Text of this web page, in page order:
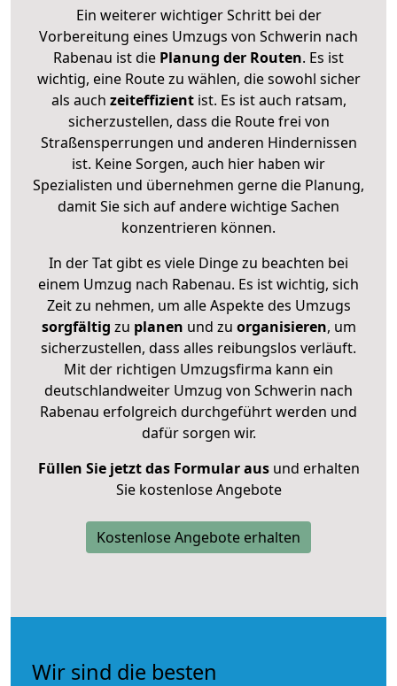
Ein weiterer wichtiger Schritt bei der
Vorbereitung eines Umzugs von Schwerin nach
Rabenau ist die Planung der Routen. Es ist
wichtig, eine Route zu wählen, die sowohl sicher
als auch zeiteffizientist. Es ist auch ratsam,
sicherzustellen, dass die Route frei von
Straßensperrungen und anderen Hindernissen
ist. Keine Sorgen, auch hier haben wir
Spezialisten und übernehmen gerne die Planung,
damit Sie sich auf andere wichtige Sachen
konzentrieren können.
In der Tat gibt es viele Dinge zu beachten bei
einem Umzug nach Rabenau. Es ist wichtig, sich
Zeit zu nehmen, um alle Aspekte des Umzugs
sorgfältig zu planen und zu organisieren, um
sicherzustellen, dass alles reibungslos verläuft.
Mit der richtigen Umzugsfirma kann ein
deutschlandweiter Umzug von Schwerin nach
Rabenau erfolgreich durchgeführt werden und
dafür sorgen wir.
Füllen Sie jetzt das Formular ausund erhalten
Sie kostenlose Angebote
Kostenlose Angebote erhalten
Wir sind die besten